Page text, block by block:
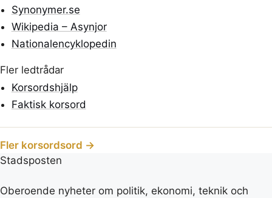
Synonymer.se
Wikipedia – Asynjor
Nationalencyklopedin
Fler ledtrådar
Korsordshjälp
Faktisk korsord
Fler korsordsord →
Stadsposten
Oberoende nyheter om politik, ekonomi, teknik och